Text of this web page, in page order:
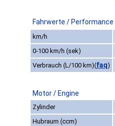
Fahrwerte / Performance
km/h
0-100 km/h (sek)
Verbrauch (L/100 km)(faq)
Motor / Engine
Zylinder
Hubraum (ccm)